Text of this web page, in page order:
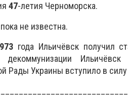
47-летия Черноморска.
не известна.
года Ильичёвск получил
Рады Украины вступило в силу